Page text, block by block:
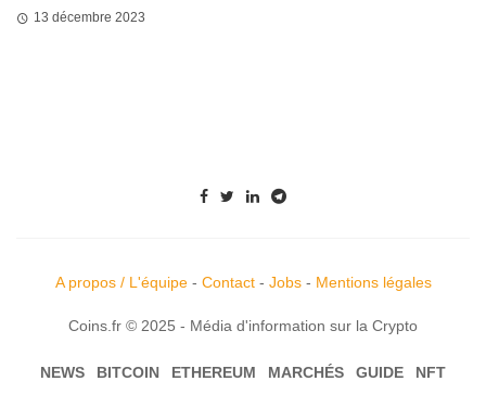
13 décembre 2023
A propos / L'équipe- Contact- Jobs- Mentions légales
Coins.fr © 2025 - Média d'information sur la Crypto
NEWS BITCOIN ETHEREUM MARCHÉS GUIDE
NFT